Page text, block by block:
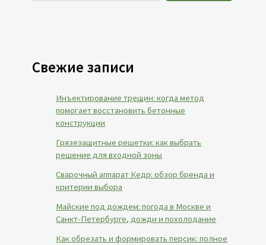
Свежие записи
Инъектирование трещин: когда метод
помогает восстановить бетонные
конструкции
Грязезащитные решетки: как выбрать
решение для входной зоны
Сварочный аппарат Кедр: обзор бренда и
критерии выбора
Майские под дождем: погода в Москве и
Санкт-Петербурге, дожди и похолодание
Как обрезать и формировать персик: полное